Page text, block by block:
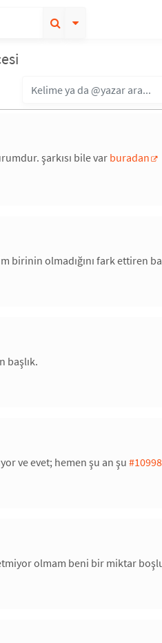
şarkısı bile var buradan
birinin olmadığını fark ettiren
başlık.
ve evet; hemen şu an şu
olmam beni bir miktar